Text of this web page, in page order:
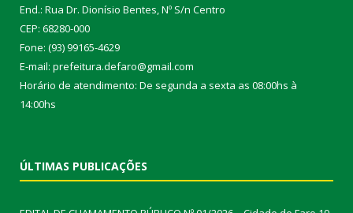
End.: Rua Dr. Dionísio Bentes, Nº S/n Centro
CEP: 68280-000
Fone: (93) 99165-4629
E-mail: prefeitura.defaro@gmail.com
Horário de atendimento: De segunda a sexta as 08:00hs à
14:00hs
ÚLTIMAS PUBLICAÇÕES